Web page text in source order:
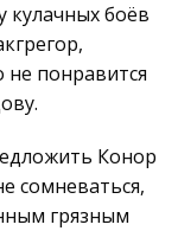
кулачных боёв
не понравится
Конор
сомневаться,
грязным